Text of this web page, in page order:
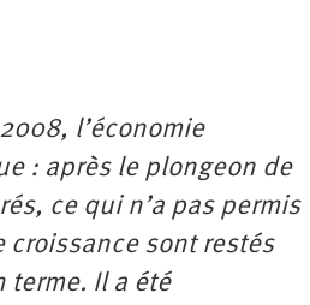
l’économie
: après le plongeon de
ce qui n’a pas permis
croissance sont restés
terme. Il a été